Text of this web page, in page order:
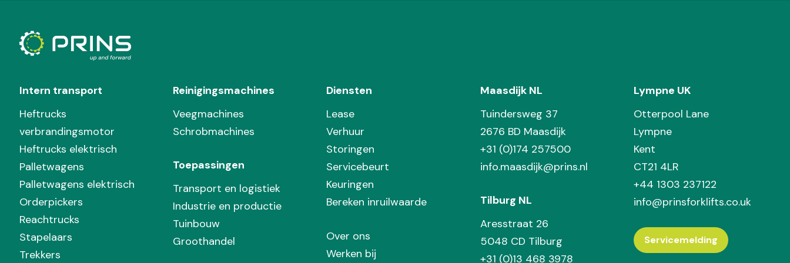
Intern transport
Heftrucks
verbrandingsmotor
Heftrucks elektrisch
Palletwagens
Palletwagens elektrisch
Orderpickers
Reachtrucks
Stapelaars
Trekkers
Reinigingsmachines
Veegmachines
Schrobmachines
Toepassingen
Transport en logistiek
Industrie en productie
Tuinbouw
Groothandel
Diensten
Lease
Verhuur
Storingen
Servicebeurt
Keuringen
Bereken inruilwaarde
Over ons
Werken bij
Maasdijk NL
Tuindersweg 37
2676 BD Maasdijk
+31 (0)174 257500
info.maasdijk@prins.nl
Tilburg NL
Aresstraat 26
5048 CD Tilburg
+31 (0)13 468 3978
Lympne UK
Otterpool Lane
Lympne
Kent
CT21 4LR
+44 1303 237122
info@prinsforklifts.co.uk
Servicemelding